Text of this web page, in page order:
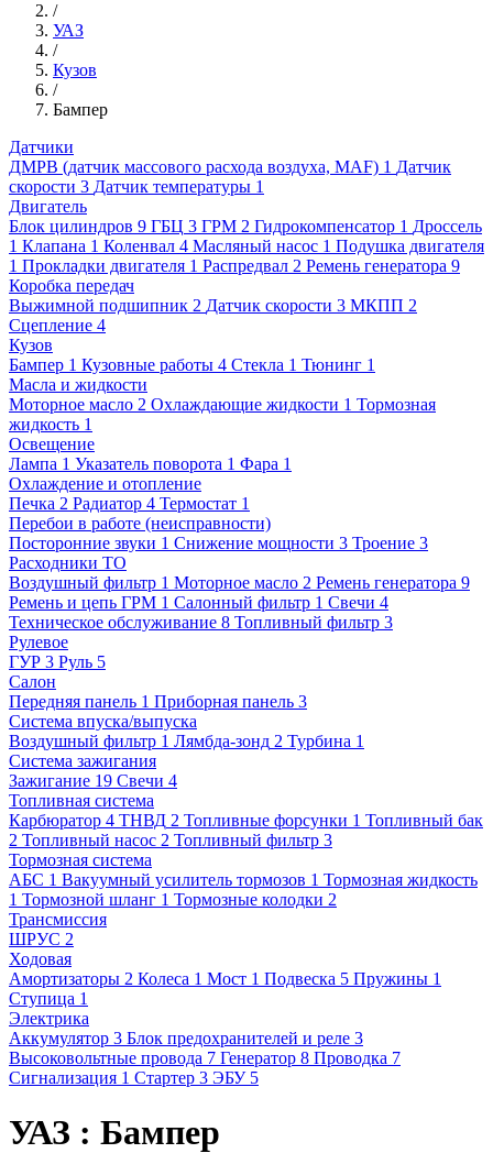
/
УАЗ
/
Кузов
/
Бампер
Датчики
ДМРВ (датчик массового расхода воздуха, MAF) 1 Датчик
скорости 3 Датчик температуры 1
Двигатель
Блок цилиндров 9 ГБЦ 3 ГРМ 2 Гидрокомпенсатор 1 Дроссель
1 Клапана 1 Коленвал 4 Масляный насос 1 Подушка двигателя
1 Прокладки двигателя 1 Распредвал 2 Ремень генератора 9
Коробка передач
Выжимной подшипник 2 Датчик скорости 3 МКПП 2
Сцепление 4
Кузов
Бампер 1 Кузовные работы 4 Стекла 1 Тюнинг 1
Масла и жидкости
Моторное масло 2 Охлаждающие жидкости 1 Тормозная
жидкость 1
Освещение
Лампа 1 Указатель поворота 1 Фара 1
Охлаждение и отопление
Печка 2 Радиатор 4 Термостат 1
Перебои в работе (неисправности)
Посторонние звуки 1 Снижение мощности 3 Троение 3
Расходники ТО
Воздушный фильтр 1 Моторное масло 2 Ремень генератора 9
Ремень и цепь ГРМ 1 Салонный фильтр 1 Свечи 4
Техническое обслуживание 8 Топливный фильтр 3
Рулевое
ГУР 3 Руль 5
Салон
Передняя панель 1 Приборная панель 3
Система впуска/выпуска
Воздушный фильтр 1 Лямбда-зонд 2 Турбина 1
Система зажигания
Зажигание 19 Свечи 4
Топливная система
Карбюратор 4 ТНВД 2 Топливные форсунки 1 Топливный бак
2 Топливный насос 2 Топливный фильтр 3
Тормозная система
АБС 1 Вакуумный усилитель тормозов 1 Тормозная жидкость
1 Тормозной шланг 1 Тормозные колодки 2
Трансмиссия
ШРУС 2
Ходовая
Амортизаторы 2 Колеса 1 Мост 1 Подвеска 5 Пружины 1
Ступица 1
Электрика
Аккумулятор 3 Блок предохранителей и реле 3
Высоковольтные провода 7 Генератор 8 Проводка 7
Сигнализация 1 Стартер 3 ЭБУ 5
УАЗ : Бампер